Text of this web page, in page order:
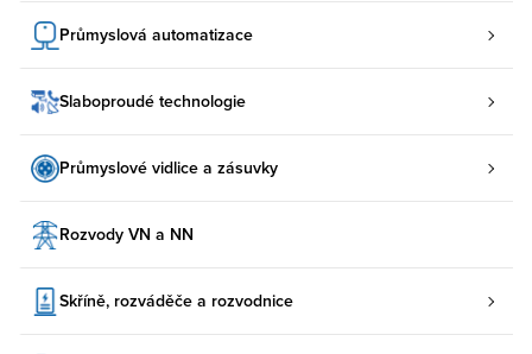
Průmyslová automatizace
Slaboproudé technologie
Průmyslové vidlice a zásuvky
Rozvody VN a NN
Skříně, rozváděče a rozvodnice